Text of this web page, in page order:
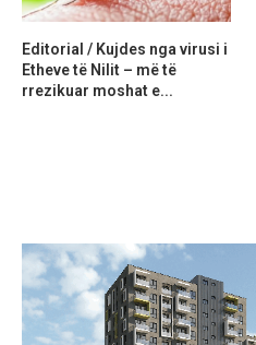
Editorial / Kujdes nga virusi i
Etheve të Nilit – më të
rrezikuar moshat e...